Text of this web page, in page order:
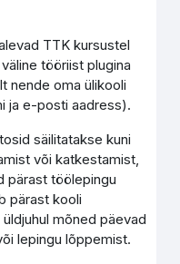
TTK kursustel
tööriist plugina
nende oma ülikooli
ja e-posti aadress).
säilitatakse kuni
või katkestamist,
pärast töölepingu
pärast kooli
mõned päevad
lepingu lõppemist.